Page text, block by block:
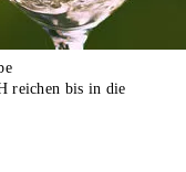
reichen bis in die